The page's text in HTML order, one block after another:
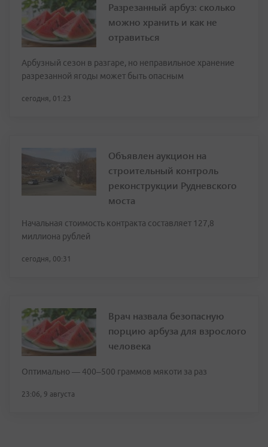
Разрезанный арбуз: сколько
можно хранить и как не
отравиться
Арбузный сезон в разгаре, но неправильное хранение
разрезанной ягоды может быть опасным
сегодня, 01:23
Объявлен аукцион на
строительный контроль
реконструкции Рудневского
моста
Начальная стоимость контракта составляет 127,8
миллиона рублей
сегодня, 00:31
Врач назвала безопасную
порцию арбуза для взрослого
человека
Оптимально — 400–500 граммов мякоти за раз
23:06, 9 августа